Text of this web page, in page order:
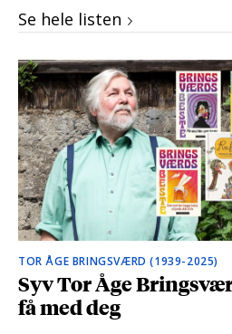
Se hele listen
TOR ÅGE BRINGSVÆRD (1939-2025)
Syv Tor Åge
få med deg